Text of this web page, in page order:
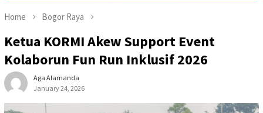
Home Bogor Raya
Ketua KORMI Akew Support Event
Kolaborun Fun Run Inklusif 2026
Aga Alamanda
January 24, 2026